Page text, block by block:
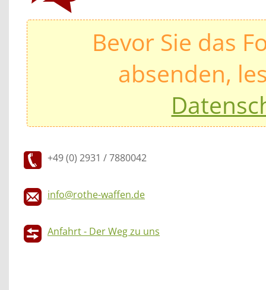
Bevor Sie das
absenden,
+49 (0) 2931 / 7880042
info@rothe-waffen.de
Anfahrt - Der Weg zu uns